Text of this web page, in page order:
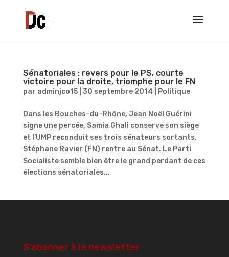
Sénatoriales : revers pour le PS, courte
victoire pour la droite, triomphe pour le FN
par adminjco15| 30 septembre 2014 Politique
Dans les Bouches-du-Rhône, Jean Noël Guérini
signe une percée, Samia Ghali conserve son siège
et l’UMP reconduit ses trois sénateurs sortants.
Stéphane Ravier (FN) rentre au Sénat. Le Parti
Socialiste semble bien être le grand perdant de ces
élections sénatoriales...
S’abonner à la newsletter